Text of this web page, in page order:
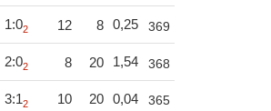
1:02 12 8 0,25 369
2:02 8 20 1,54 368
3:12 10 20 0,04 365